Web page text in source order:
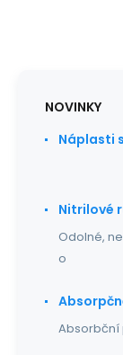
NOVINKY
Náplasti
Nitrilové
Odolné,
o
Absorbční